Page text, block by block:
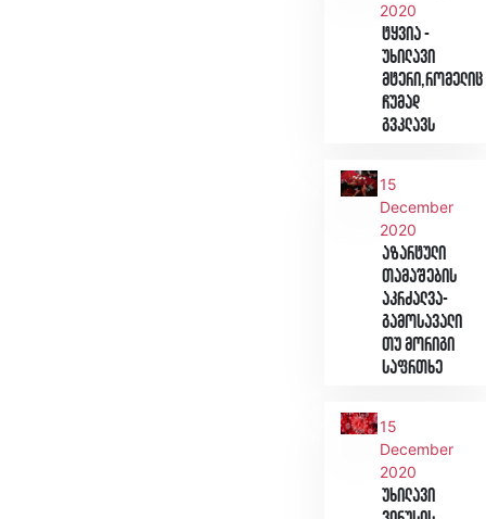
2020
ტყვია -
უხილავი
მტერი,რომელიც
ჩუმად
გვკლავს
15
December
2020
აზარტული
თამაშების
აკრძალვა-
გამოსავალი
თუ მორიგი
საფრთხე
15
December
2020
უხილავი